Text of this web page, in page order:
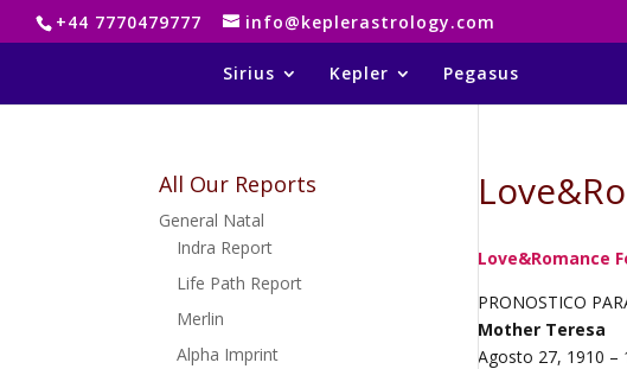
+44 7770479777 info@keplerastrology.com
Sirius Kepler Pegasus
Love&Romance
PRONOSTICO
Mother Teresa
Agosto 27, 1910 –
All Our Reports
General Natal
Indra Report
Life Path Report
Merlin
Alpha Imprint